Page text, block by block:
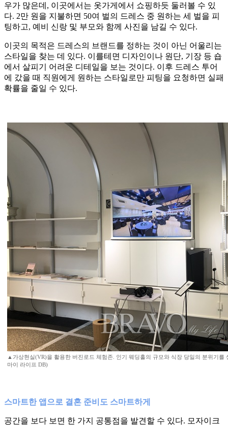
우가 많은데, 이곳에서는 옷가게에서 쇼핑하듯 둘러볼 수 있
다. 2만 원을 지불하면 50여 벌의 드레스 중 원하는 세 벌을 피
팅하고, 예비 신랑 및 부모와 함께 사진을 남길 수 있다.
이곳의 목적은 드레스의 브랜드를 정하는 것이 아닌 어울리는
스타일을 찾는 데 있다. 이를테면 디자인이나 원단, 기장 등 숍
에서 살피기 어려운 디테일을 보는 것이다. 이후 드레스 투어
에 갔을 때 직원에게 원하는 스타일로만 피팅을 요청하면 실패
확률을 줄일 수 있다.
▲가상현실(VR)을 활용한 버진로드 체험존. 인기 웨딩홀의 규모와 식장 당일의 분위기를
마이 라이프 DB)
스마트한 앱으로 결혼 준비도 스마트하게
공간을 보다 보면 한 가지 공통점을 발견할 수 있다. 모자이크